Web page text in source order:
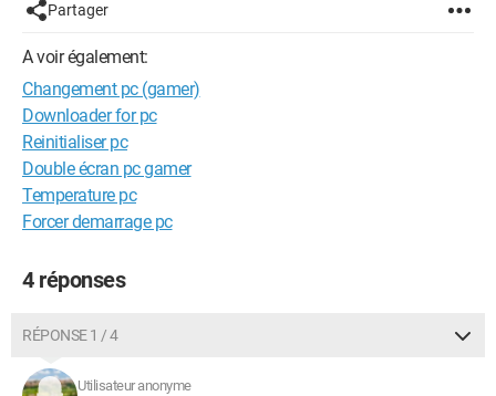
Fréquence du processeur
3.7
Système d'exploitation
Sans OS
Chipset graphique
AMD
Mémoire cache du processeur
RAM installée
64,00 Go
Partager
A voir également:
Changement pc (gamer)
Downloader for pc
Reinitialiser pc
Double écran pc gamer
Temperature pc
Forcer demarrage pc
4 réponses
RÉPONSE 1 / 4
Utilisateur anonyme